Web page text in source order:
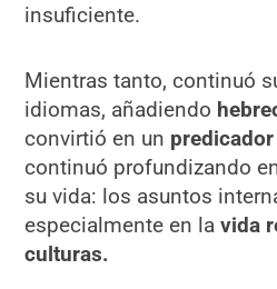
insuficiente.
Mientras tanto, continuó
idiomas, añadiendo
convirtió en un
continuó profundizando
su vida: los asuntos
especialmente en la vida
culturas.